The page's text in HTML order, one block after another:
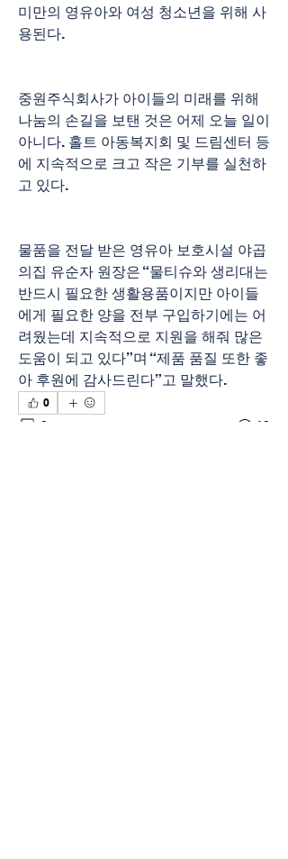
미만의 영유아와 여성 청소년을 위해 사
용된다.
중원주식회사가 아이들의 미래를 위해
나눔의 손길을 보탠 것은 어제 오늘 일이
아니다. 홀트 아동복지회 및 드림센터 등
에 지속적으로 크고 작은 기부를 실천하
고 있다.
물품을 전달 받은 영유아 보호시설 야곱
의집 유순자 원장은 “물티슈와 생리대는
반드시 필요한 생활용품이지만 아이들
에게 필요한 양을 전부 구입하기에는 어
려웠는데 지속적으로 지원을 해줘 많은
도움이 되고 있다”며 “제품 품질 또한 좋
아 후원에 감사드린다”고 말했다.
0
0 13